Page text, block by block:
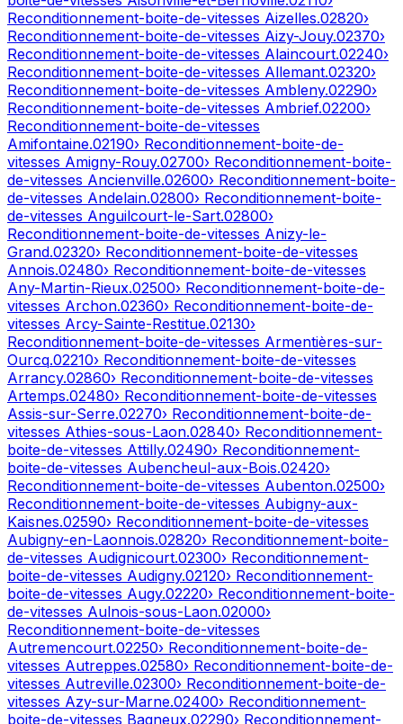
Reconditionnement-boite-de-vitesses Aizelles.02820›
Reconditionnement-boite-de-vitesses Aizy-Jouy.02370›
Reconditionnement-boite-de-vitesses Alaincourt.02240›
Reconditionnement-boite-de-vitesses Allemant.02320›
Reconditionnement-boite-de-vitesses Ambleny.02290›
Reconditionnement-boite-de-vitesses Ambrief.02200›
Reconditionnement-boite-de-vitesses
Amifontaine.02190› Reconditionnement-boite-de-
vitesses Amigny-Rouy.02700› Reconditionnement-boite-
de-vitesses Ancienville.02600› Reconditionnement-boite-
de-vitesses Andelain.02800› Reconditionnement-boite-
de-vitesses Anguilcourt-le-Sart.02800›
Reconditionnement-boite-de-vitesses Anizy-le-
Grand.02320› Reconditionnement-boite-de-vitesses
Annois.02480› Reconditionnement-boite-de-vitesses
Any-Martin-Rieux.02500› Reconditionnement-boite-de-
vitesses Archon.02360› Reconditionnement-boite-de-
vitesses Arcy-Sainte-Restitue.02130›
Reconditionnement-boite-de-vitesses Armentières-sur-
Ourcq.02210› Reconditionnement-boite-de-vitesses
Arrancy.02860› Reconditionnement-boite-de-vitesses
Artemps.02480› Reconditionnement-boite-de-vitesses
Assis-sur-Serre.02270› Reconditionnement-boite-de-
vitesses Athies-sous-Laon.02840› Reconditionnement-
boite-de-vitesses Attilly.02490› Reconditionnement-
boite-de-vitesses Aubencheul-aux-Bois.02420›
Reconditionnement-boite-de-vitesses Aubenton.02500›
Reconditionnement-boite-de-vitesses Aubigny-aux-
Kaisnes.02590› Reconditionnement-boite-de-vitesses
Aubigny-en-Laonnois.02820› Reconditionnement-boite-
de-vitesses Audignicourt.02300› Reconditionnement-
boite-de-vitesses Audigny.02120› Reconditionnement-
boite-de-vitesses Augy.02220› Reconditionnement-boite-
de-vitesses Aulnois-sous-Laon.02000›
Reconditionnement-boite-de-vitesses
Autremencourt.02250› Reconditionnement-boite-de-
vitesses Autreppes.02580› Reconditionnement-boite-de-
vitesses Autreville.02300› Reconditionnement-boite-de-
vitesses Azy-sur-Marne.02400› Reconditionnement-
boite-de-vitesses Bagneux.02290› Reconditionnement-